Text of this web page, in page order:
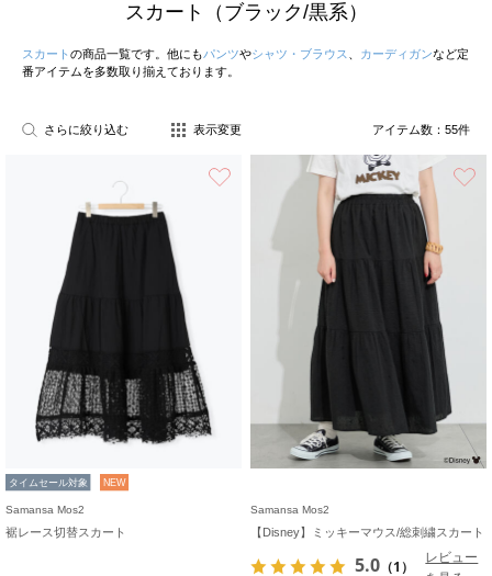
スカート（ブラック/黒系）
スカート の商品一覧です。他にもパンツやシャツ・ブラウス カーディガンなど定
番アイテムを多数取り揃えております。
さらに絞り込む 表示変更 アイテム数： 55件
タイムセール対象 NEW
Samansa Mos2
裾レース切替スカート
Samansa Mos2
【Disney】ミッキーマウス/総刺繍スカート
5.0 （1）
レビュー